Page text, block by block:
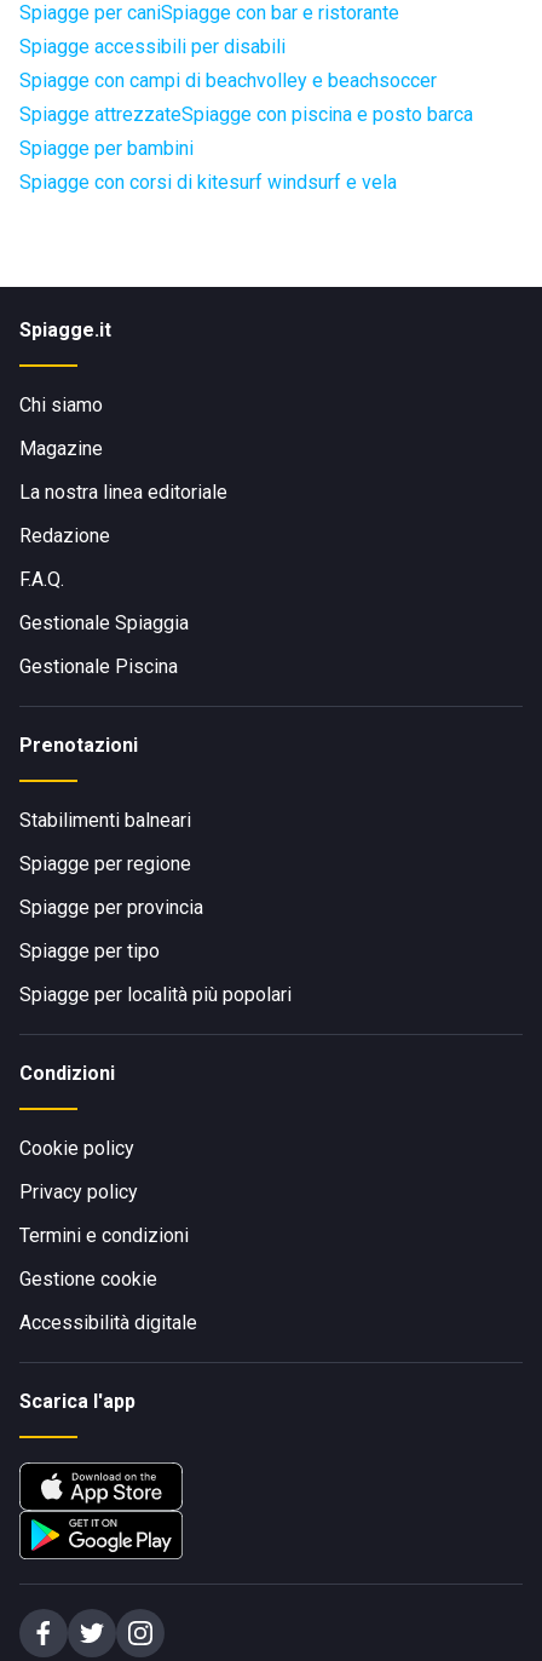
Spiagge per caniSpiagge con bar e ristorante
Spiagge accessibili per disabili
Spiagge con campi di beachvolley e beachsoccer
Spiagge attrezzateSpiagge con piscina e posto barca
Spiagge per bambini
Spiagge con corsi di kitesurf windsurf e vela
Spiagge.it
Chi siamo
Magazine
La nostra linea editoriale
Redazione
F.A.Q.
Gestionale Spiaggia
Gestionale Piscina
Prenotazioni
Stabilimenti balneari
Spiagge per regione
Spiagge per provincia
Spiagge per tipo
Spiagge per località più popolari
Condizioni
Cookie policy
Privacy policy
Termini e condizioni
Gestione cookie
Accessibilità digitale
Scarica l'app